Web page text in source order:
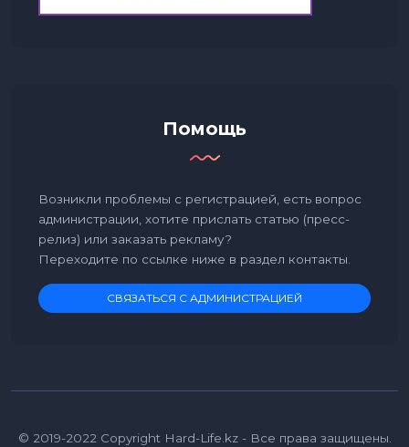
Помощь
Возникли проблемы с регистрацией, есть вопрос
администрации, хотите прислать статью (пресс-
релиз) или заказать рекламу?
Переходите по ссылке ниже в раздел контакты.
СВЯЗАТЬСЯ С АДМИНИСТРАЦИЕЙ
© 2019-2022 Copyright Hard-Life.kz - Все права защищены.